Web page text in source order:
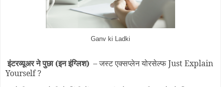
Ganv ki Ladki
इंटरव्यूअर ने पुछा (इन इंग्लिश) – जस्ट एक्सप्लेन योरसेल्फ Just Explain
Yourself ?